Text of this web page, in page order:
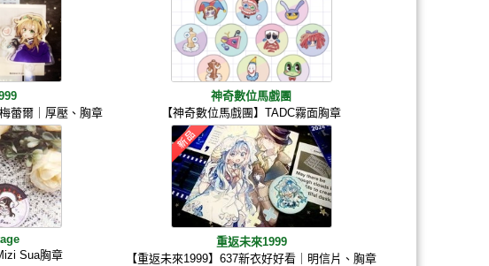
蕾爾｜厚壓、胸章
神奇數位馬戲團
【神奇數位馬戲團】TADC霧面胸章
Sua胸章
重返未來1999
【重返未來1999】637新衣好好看｜明信片、胸章